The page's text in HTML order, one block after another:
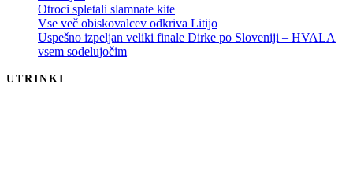
Otroci spletali slamnate kite
Vse več obiskovalcev odkriva Litijo
Uspešno izpeljan veliki finale Dirke po Sloveniji – HVALA
vsem sodelujočim
UTRINKI